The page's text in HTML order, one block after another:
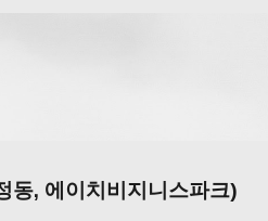
동, 에이치비지니스파크)